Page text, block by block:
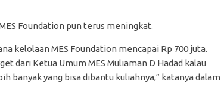
Foundation pun terus meningkat.
kelolaan MES Foundation mencapai Rp 700 juta.
dari Ketua Umum MES Muliaman D Hadad kalau
banyak yang bisa dibantu kuliahnya,” katanya dalam